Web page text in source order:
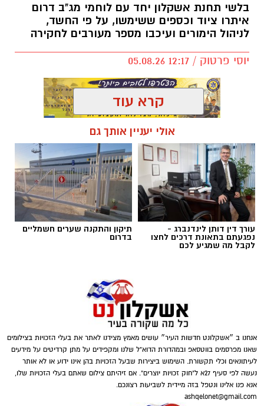
דוברות המשטרה
במסגרת פעילות יזומה של בלשי תחנת אשקלון
למאבק בעבירות סמים ובהחזקת אמצעי תקיפה,
בוצע חיפוש בבית וברכב בעיר.
במהלך החיפוש נתפס חומר החשוד כסם מסוכן
מסוג קריסטל, במשקל של כ-133.9 גרם ברוטו,
אקדח איירסופט, אגרופן וסכום כסף מזומן בסך
כ-8,700 ש"ח.
במסגרת החקירה עוכבו לחקירה שלושה חשודים,
תושבי העיר - שני גברים ואישה.
*משטרת ישראל פועלת בנחישות ובאופן יומיומי נגד
מחוללי פשיעה ועבירות סמים. תפיסת הסמים,
בלשי תחנת אשקלון יחד עם לוחמי מג"ב דרום
איתרו ציוד וכספים ששימשו, על פי החשד,
לניהול הימורים ועיכבו מספר מעורבים לחקירה
יוסי פרטוק / 12:17 05.08.26
תגים:פשיטה על בית הימורים
דוברות המשטרה
במהלך פעילות יזומה של בלשי תחנת אשקלון
בשיתוף לוחמי מג"ב דרום, בוצע חיפוש במבנה
קרא עוד
אולי יעניין אותך גם
עורך דין דותן לינדנברג -
נפגעתם בתאונת דרכים לחצו
לקבל מה שמגיע לכם
תיקון והתקנה שערים חשמליים
בדרום
אנחנו ב ״אשקלונט חדשות העיר״ עושים מאמץ מצידנו לאתר את בעלי הזכויות בצילומים
שאנו מפרסמים בווטסאפ ובמהדורת הדוא"ל שלנו ומקפידים על מתן קרדיטים על מידעים
לעיתונאים וכלי תקשורת. השימוש ביצירות שבעל הזכויות בהן אינו ידוע או לא אותר
נעשה לפי סעיף 27א ל"חוק זכויות יוצרים". אם זיהיתם צילום שאתם בעלי הזכויות שלו,
אנא פנו אלינו ונטפל בזה מיידית לשביעות רצונכם.
ashqelonet@gmail.com